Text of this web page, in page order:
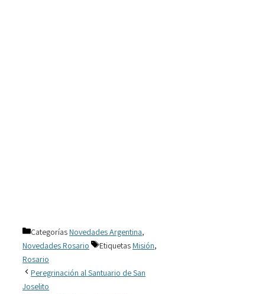
CategoríasNovedades Argentina,
Novedades Rosario
EtiquetasMisión,
Rosario
Peregrinación al Santuario de San
Joselito